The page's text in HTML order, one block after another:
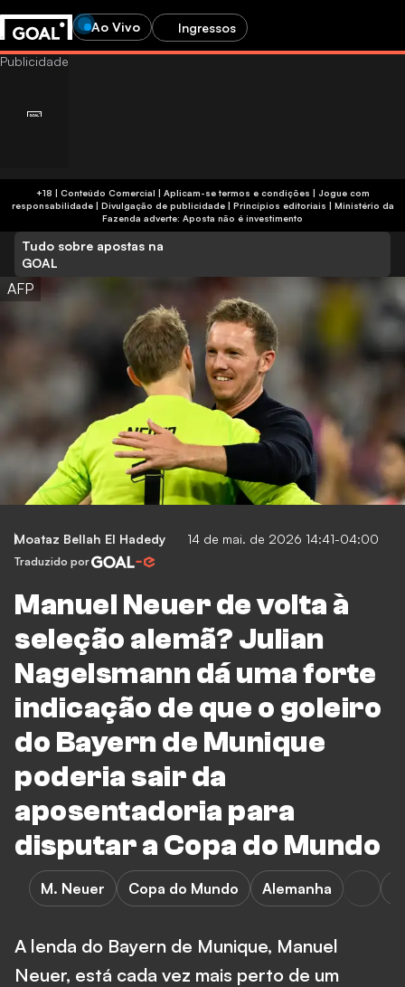
Ao Vivo Ingressos
+18 | Conteúdo Comercial | Aplicam-se termos e condições | Jogue com
responsabilidade| Divulgação de publicidade| Princípios editoriais | Ministério da
Fazenda adverte: Aposta não é investimento
Tudo sobre apostas na
GOAL
AFP
Moataz Bellah El Hadedy 14 de mai. de 2026 14:41-04:00
Traduzido por
Manuel Neuer de volta à
seleção alemã? Julian
Nagelsmann dá uma forte
indicação de que o goleiro
do Bayern de Munique
poderia sair da
aposentadoria para
disputar a Copa do Mundo
M. Neuer Copa do Mundo Alemanha
A lenda do Bayern de Munique, Manuel
Neuer, está cada vez mais perto de um